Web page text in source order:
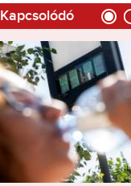
Kapcsolódó